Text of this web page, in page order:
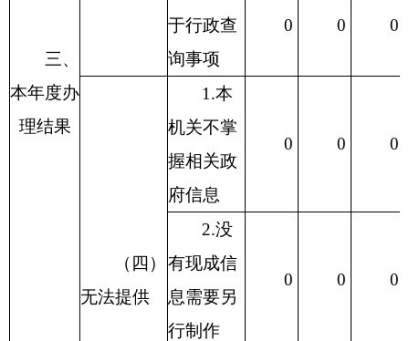
三、
本年度办
理结果
于行政查
询事项
0 0 0
（四）
无法提供
1.本
机关不掌
握相关政
府信息
0 0 0
2.没
有现成信
息需要另
行制作
0 0 0